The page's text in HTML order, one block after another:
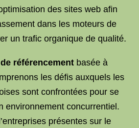
des sites web afin
dans les moteurs de
un trafic organique de qualité.
de référencement basée à
les défis auxquels les
sont confrontées pour se
environnement concurrentiel.
présentes sur le